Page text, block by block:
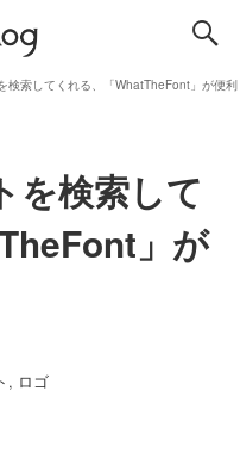
検索してくれる、「WhatTheFont」が便利
を検索して
」が
ロゴ